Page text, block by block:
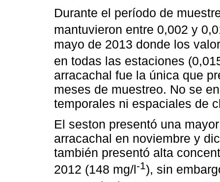
Durante el período de
mantuvieron entre 0,002 y
mayo de 2013 donde los
en todas las estaciones
arracachal fue la única que
meses de muestreo. No se
temporales ni espaciales de
El seston presentó una
arracachal en noviembre y
también presentó alta
2012 (148 mg/l-1), sin